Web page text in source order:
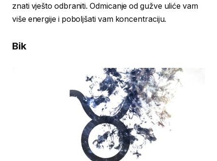
znati vješto odbraniti. Odmicanje od gužve uliće vam
više energije i poboljšati vam koncentraciju.
Bik